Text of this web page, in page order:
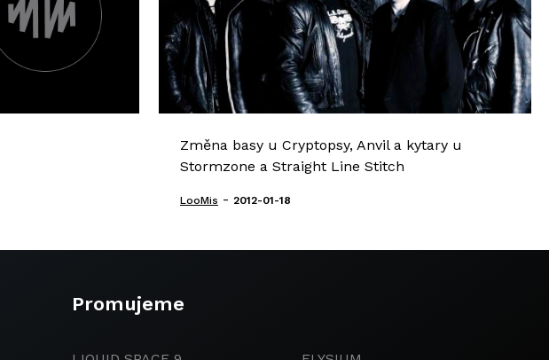
Změna basy u Cryptopsy, Anvil a kytary u
Stormzone a Straight Line Stitch
LooMis - 2012-01-18
Promujeme